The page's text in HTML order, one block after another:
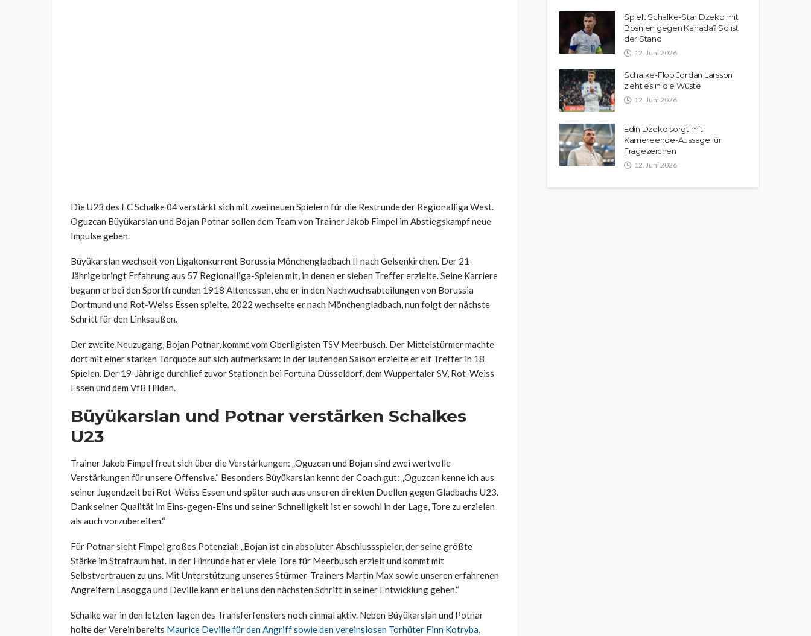
Die U23 des FC Schalke 04 verstärkt sich mit zwei neuen Spielern für die Restrunde der Regionalliga West.
Oguzcan Büyükarslan und Bojan Potnar sollen dem Team von Trainer Jakob Fimpel im Abstiegskampf neue
Impulse geben.
Büyükarslan wechselt von Ligakonkurrent Borussia Mönchengladbach II nach Gelsenkirchen. Der 21-
Jährige bringt Erfahrung aus 57 Regionalliga-Spielen mit, in denen er sieben Treffer erzielte. Seine Karriere
begann er bei den Sportfreunden 1918 Altenessen, ehe er in den Nachwuchsabteilungen von Borussia
Dortmund und Rot-Weiss Essen spielte. 2022 wechselte er nach Mönchengladbach, nun folgt der nächste
Schritt für den Linksaußen.
Der zweite Neuzugang, Bojan Potnar, kommt vom Oberligisten TSV Meerbusch. Der Mittelstürmer machte
dort mit einer starken Torquote auf sich aufmerksam: In der laufenden Saison erzielte er elf Treffer in 18
Spielen. Der 19-Jährige durchlief zuvor Stationen bei Fortuna Düsseldorf, dem Wuppertaler SV, Rot-Weiss
Essen und dem VfB Hilden.
Büyükarslan und Potnar verstärken Schalkes
U23
Trainer Jakob Fimpel freut sich über die Verstärkungen: „Oguzcan und Bojan sind zwei wertvolle
Verstärkungen für unsere Offensive.“ Besonders Büyükarslan kennt der Coach gut: „Oguzcan kenne ich aus
seiner Jugendzeit bei Rot-Weiss Essen und später auch aus unseren direkten Duellen gegen Gladbachs U23.
Dank seiner Qualität im Eins-gegen-Eins und seiner Schnelligkeit ist er sowohl in der Lage, Tore zu erzielen
als auch vorzubereiten.“
Für Potnar sieht Fimpel großes Potenzial: „Bojan ist ein absoluter Abschlussspieler, der seine größte
Stärke im Strafraum hat. In der Hinrunde hat er viele Tore für Meerbusch erzielt und kommt mit
Selbstvertrauen zu uns. Mit Unterstützung unseres Stürmer-Trainers Martin Max sowie unseren erfahrenen
Angreifern Lasogga und Deville kann er bei uns den nächsten Schritt in seiner Entwicklung gehen.“
Schalke war in den letzten Tagen des Transferfensters noch einmal aktiv. Neben Büyükarslan und Potnar
holte der Verein bereits Maurice Deville für den Angriff sowie den vereinslosen Torhüter Finn Kotryba.
Spielt Schalke-Star Dzeko mit
Bosnien gegen Kanada? So ist
der Stand
12. Juni 2026
Schalke-Flop Jordan Larsson
zieht es in die Wüste
12. Juni 2026
Edin Dzeko sorgt mit
Karriereende-Aussage für
Fragezeichen
12. Juni 2026